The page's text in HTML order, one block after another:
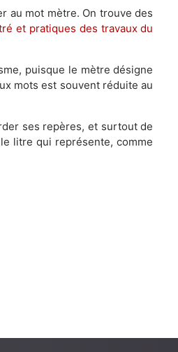
au mot mètre. On trouve des
et pratiques des travaux du
puisque le mètre désigne
mots est souvent réduite au
ses repères, et surtout de
litre qui représente, comme